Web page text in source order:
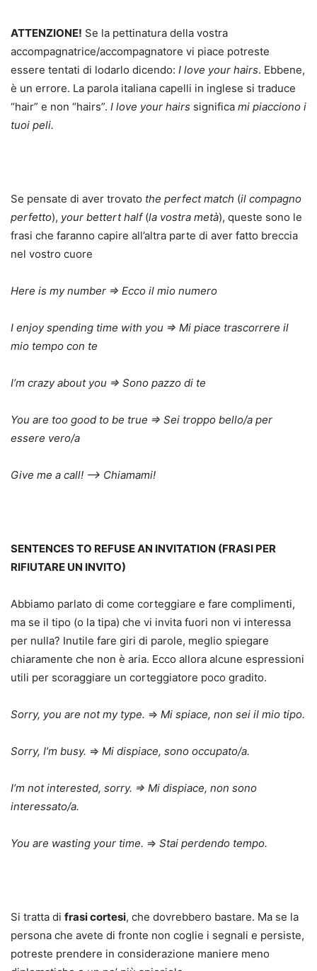
ATTENZIONE! Se la pettinatura della vostra
accompagnatrice/accompagnatore vi piace potreste
essere tentati di lodarlo dicendo: I love your hairs. Ebbene,
è un errore. La parola italiana capelli in inglese si traduce
“hair” e non “hairs”. I love your hairs significa mi piacciono i
tuoi peli.
Se pensate di aver trovato the perfect match (il compagno
perfetto), your bettert half(la vostra metà), queste sono le
frasi che faranno capire all’altra parte di aver fatto breccia
nel vostro cuore
Here is my number ⇒ Ecco il mio numero
I enjoy spending time with you ⇒ Mi piace trascorrere il
mio tempo con te
I’m crazy about you ⇒ Sono pazzo di te
You are too good to be true ⇒ Sei troppo bello/a per
essere vero/a
Give me a call! –> Chiamami!
SENTENCES TO REFUSE AN INVITATION (FRASI PER
RIFIUTARE UN INVITO)
Abbiamo parlato di come corteggiare e fare complimenti,
ma se il tipo (o la tipa) che vi invita fuori non vi interessa
per nulla? Inutile fare giri di parole, meglio spiegare
chiaramente che non è aria. Ecco allora alcune espressioni
utili per scoraggiare un corteggiatore poco gradito.
Sorry, you are not my type. ⇒ Mi spiace, non sei il mio tipo.
Sorry, I’m busy. ⇒ Mi dispiace, sono occupato/a.
I’m not interested, sorry. ⇒ Mi dispiace, non sono
interessato/a.
You are wasting your time. ⇒ Stai perdendo tempo.
Si tratta di frasi cortesi, che dovrebbero bastare. Ma se la
persona che avete di fronte non coglie i segnali e persiste,
potreste prendere in considerazione maniere meno